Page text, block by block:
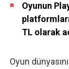
Oyunun
TL olarak
Oyun